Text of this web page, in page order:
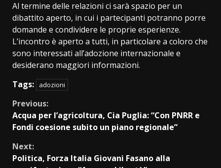
Al termine delle relazioni ci sarà spazio per un
dibattito aperto, in cui i partecipanti potranno porre
domande e condividere le proprie esperienze.
L’incontro è aperto a tutti, in particolare a coloro che
sono interessati all’adozione internazionale e
desiderano maggiori informazioni.
Tags:
adozioni
Continue
Reading
Previous:
Acqua per l’agricoltura, Cia Puglia: “Con PNRR e
Fondi coesione subito un piano regionale”
Next:
Politica, Forza Italia Giovani Fasano alla